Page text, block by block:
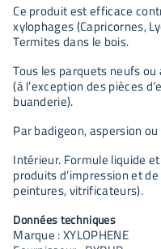
Ce produit est efficace
xylophages (Capricornes,
Termites dans le bois.
Tous les parquets neufs
(à l’exception des pièces
buanderie).
Par badigeon, aspersion
Intérieur. Formule liquide
produits d’impression et
peintures, vitrificateurs).
Données techniques
Marque : XYLOPHENE